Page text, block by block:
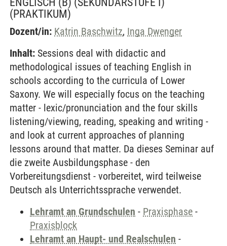
(PRAKTIKUM)
Dozent/in: Katrin Baschwitz, Inga Dwenger
Inhalt: Sessions deal with didactic and
methodological issues of teaching English in
schools according to the curricula of Lower
Saxony. We will especially focus on the teaching
matter - lexic/pronunciation and the four skills
listening/viewing, reading, speaking and writing -
and look at current approaches of planning
lessons around that matter. Da dieses Seminar auf
die zweite Ausbildungsphase - den
Vorbereitungsdienst - vorbereitet, wird teilweise
Deutsch als Unterrichtssprache verwendet.
Lehramt an Grundschulen - Praxisphase -
Praxisblock
Lehramt an Haupt- und Realschulen -